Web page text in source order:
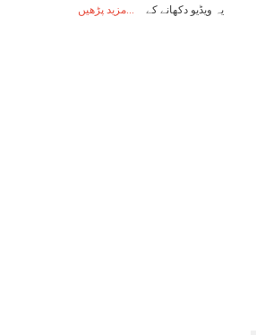
یہ ویڈیو دکھانے کے مزید پڑھیں